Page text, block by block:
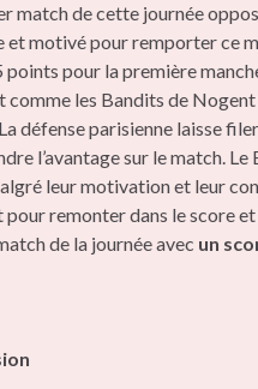
match de cette journée
et motivé pour remporter ce
pour la première
les Bandits de
défense parisienne laisse
l’avantage sur le match.
leur motivation et leur
remonter dans le score
de la journée avec un